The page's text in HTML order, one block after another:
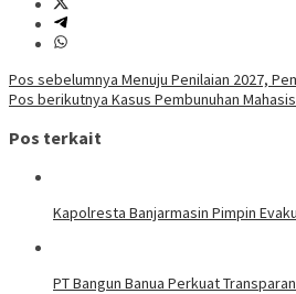
Navigasi
pos
Pos sebelumnya Menuju Penilaian 2027,
Pos berikutnya Kasus Pembunuhan
Pos terkait
Kapolresta Banjarmasin Pimpin
PT Bangun Banua Perkuat